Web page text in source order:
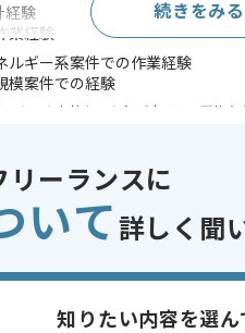
経験
業経験
ルギー系案件での作業経験
模案件での経験
システム開発
20代活躍中 , 30代活躍中
140時間〜180時間
15日
続きをみる
リーランスに
いて 詳しく聞
知りたい内容を選ん